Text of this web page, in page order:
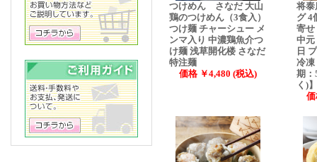
つけめん さなだ 大山
鶏のつけめん（3食入）
つけ麺 チャーシュー メ
ンマ入り 中濃鶏魚介つ
け麺 浅草開化楼 さなだ
特注麺
価格 ￥4,480 (税込)
将泰
グ 4
寄せ
中元
日
冷凍
期：
く)】
価